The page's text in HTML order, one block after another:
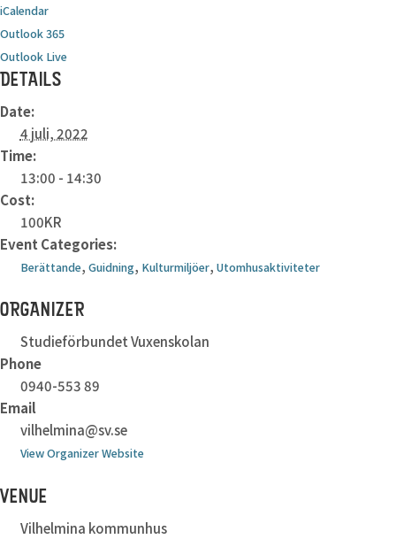
iCalendar
Outlook 365
Outlook Live
DETAILS
Date:
4 juli, 2022
Time:
13:00 - 14:30
Cost:
100KR
Event Categories:
Berättande, Guidning, Kulturmiljöer, Utomhusaktiviteter
ORGANIZER
Studieförbundet Vuxenskolan
Phone
0940-553 89
Email
vilhelmina@sv.se
View Organizer Website
VENUE
Vilhelmina kommunhus